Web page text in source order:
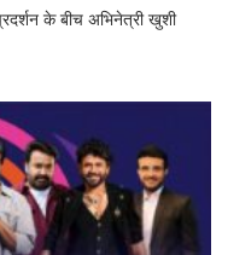
के बीच अभिनेत्री खुशी